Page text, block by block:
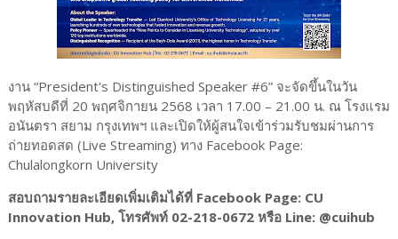
งาน “President's Distinguished Speaker #6” จะจัดขึ้นในวัน
พฤหัสบดีที่ 20 พฤศจิกายน 2568 เวลา 17.00 – 21.00 น. ณ โรงแรม
อนันตรา สยาม กรุงเทพฯ และเปิดให้ผู้สนใจเข้าร่วมรับชมผ่านการ
ถ่ายทอดสด (Live Streaming) ทาง Facebook Page:
Chulalongkorn University
สอบถามรายละเอียดเพิ่มเติมได้ที่ Facebook Page: CU
Innovation Hub, โทรศัพท์ 02-218-0672 หรือ Line: @cuihub